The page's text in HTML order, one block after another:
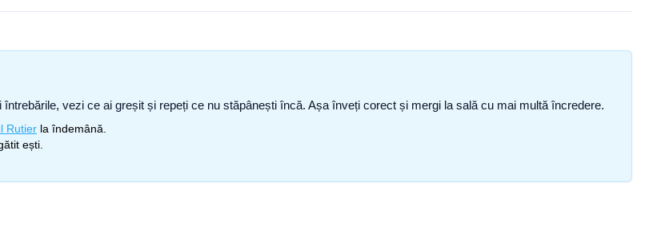
vezi ce ai greșit și repeți ce nu stăpânești încă. Așa înveți corect și mergi la sală cu mai multă încredere.
Rutier la îndemână.
ești.